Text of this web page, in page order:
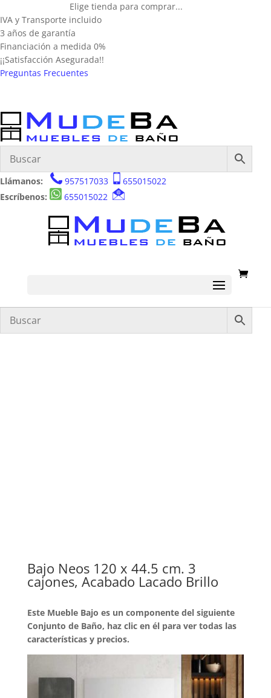
Elige tienda para comprar...
IVA y Transporte incluido
3 años de garantía
Financiación a medida 0%
¡¡Satisfacción Asegurada!!
Preguntas Frecuentes
Llámanos: 957517033
655015022
Escríbenos:
655015022
Bajo Neos 120 x 44.5 cm. 3
cajones, Acabado Lacado Brillo
Este Mueble Bajo es un componente del siguiente
Conjunto de Baño, haz clic en él para ver todas las
características y precios.